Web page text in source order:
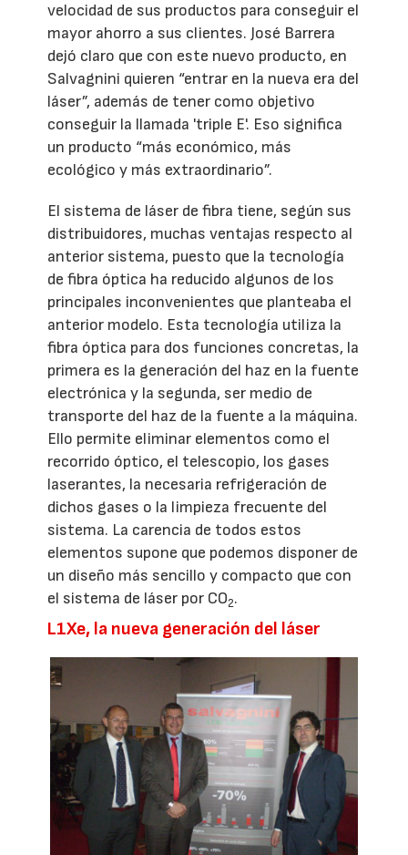
velocidad de sus productos para conseguir el
mayor ahorro a sus clientes. José Barrera
dejó claro que con este nuevo producto, en
Salvagnini quieren “entrar en la nueva era del
láser”, además de tener como objetivo
conseguir la llamada 'triple E'. Eso significa
un producto “más económico, más
ecológico y más extraordinario”.
El sistema de láser de fibra tiene, según sus
distribuidores, muchas ventajas respecto al
anterior sistema, puesto que la tecnología
de fibra óptica ha reducido algunos de los
principales inconvenientes que planteaba el
anterior modelo. Esta tecnología utiliza la
fibra óptica para dos funciones concretas, la
primera es la generación del haz en la fuente
electrónica y la segunda, ser medio de
transporte del haz de la fuente a la máquina.
Ello permite eliminar elementos como el
recorrido óptico, el telescopio, los gases
laserantes, la necesaria refrigeración de
dichos gases o la limpieza frecuente del
sistema. La carencia de todos estos
elementos supone que podemos disponer de
un diseño más sencillo y compacto que con
el sistema de láser por CO2.
L1Xe, la nueva generación del láser